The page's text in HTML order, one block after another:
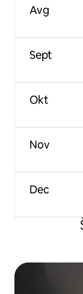
Avg
Sept
Okt
Nov
Dec